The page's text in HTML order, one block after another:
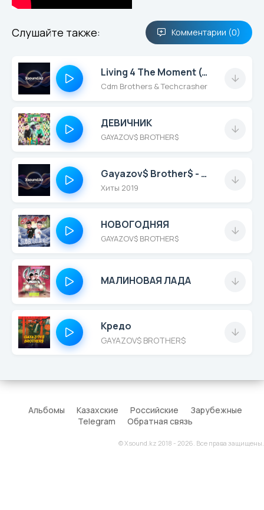
Слушайте также: Комментарии (0)
Living 4 The Moment (Original Mix)
Cdm Brothers & Techcrasher
ДЕВИЧНИК
GAYAZOV$ BROTHER$
Gayazov$ Brother$ - Gayazov$ Brother$ - Кредо
Хиты 2019
НОВОГОДНЯЯ
GAYAZOV$ BROTHER$
МАЛИНОВАЯ ЛАДА
Кредо
GAYAZOV$ BROTHER$
Альбомы Казахские Российские
Зарубежные
Telegram
Обратная связь
© Xsound.kz 2018 - 2026. Все права защищены.